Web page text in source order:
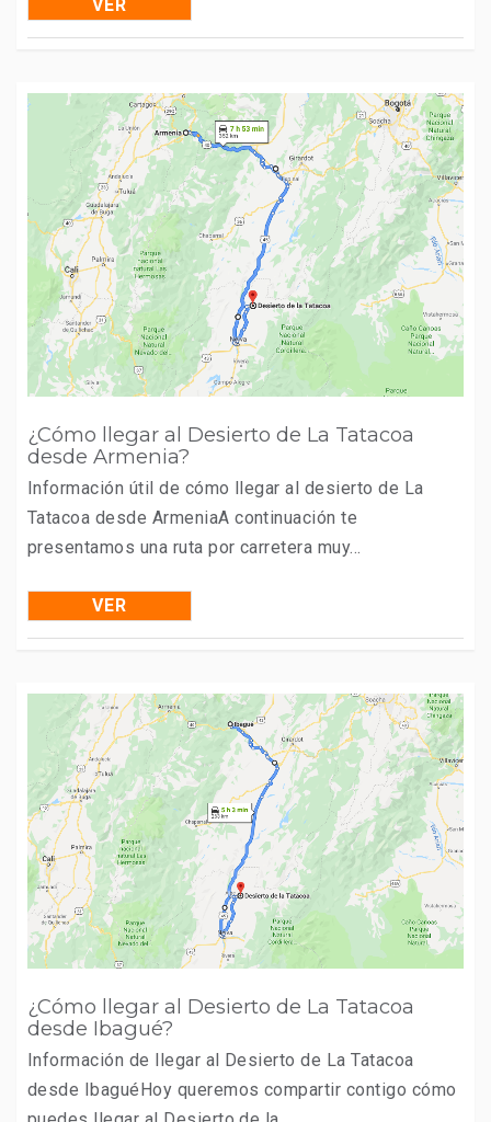
VER
¿Cómo llegar al Desierto de La Tatacoa
desde Armenia?
Información útil de cómo llegar al desierto de La
Tatacoa desde ArmeniaA continuación te
presentamos una ruta por carretera muy...
VER
¿Cómo llegar al Desierto de La Tatacoa
desde Ibagué?
Información de llegar al Desierto de La Tatacoa
desde IbaguéHoy queremos compartir contigo cómo